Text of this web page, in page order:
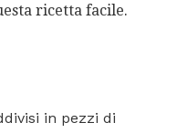
ricetta facile.
in pezzi di